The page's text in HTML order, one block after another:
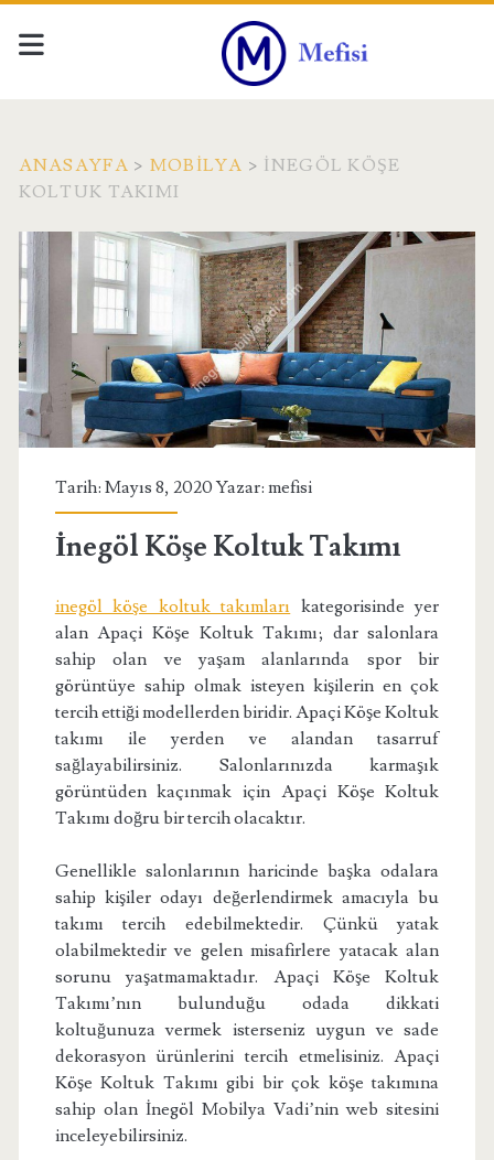
ANASAYFA > MOBILYA > İNEGÖL KÖŞE
KOLTUK TAKIMI
Tarih: Mayıs 8, 2020 Yazar: mefisi
İnegöl Köşe Koltuk Takımı
inegöl köşe koltuk takımları kategorisinde yer
alan Apaçi Köşe Koltuk Takımı; dar salonlara
sahip olan ve yaşam alanlarında spor bir
görüntüye sahip olmak isteyen kişilerin en çok
tercih ettiği modellerden biridir. Apaçi Köşe Koltuk
takımı ile yerden ve alandan tasarruf
sağlayabilirsiniz. Salonlarınızda karmaşık
görüntüden kaçınmak için Apaçi Köşe Koltuk
Takımı doğru bir tercih olacaktır.
Genellikle salonlarının haricinde başka odalara
sahip kişiler odayı değerlendirmek amacıyla bu
takımı tercih edebilmektedir. Çünkü yatak
olabilmektedir ve gelen misafirlere yatacak alan
sorunu yaşatmamaktadır. Apaçi Köşe Koltuk
Takımı’nın bulunduğu odada dikkati
koltuğunuza vermek isterseniz uygun ve sade
dekorasyon ürünlerini tercih etmelisiniz. Apaçi
Köşe Koltuk Takımı gibi bir çok köşe takımına
sahip olan İnegöl Mobilya Vadi’nin web sitesini
inceleyebilirsiniz.